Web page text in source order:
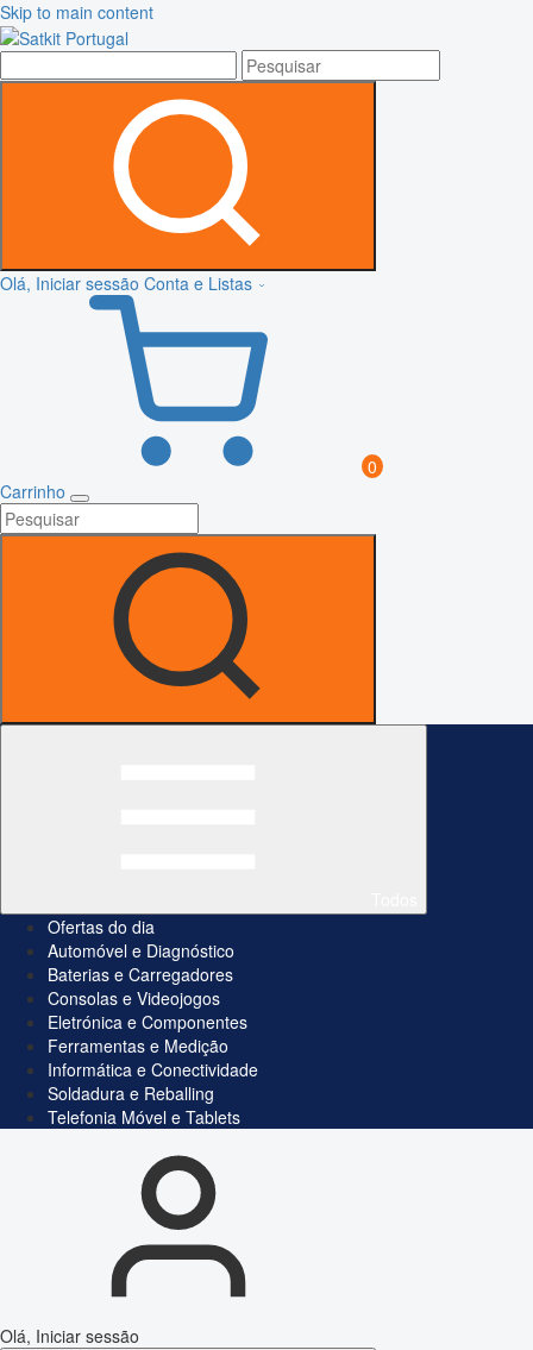
Skip to main content
Olá, Iniciar sessão Conta e Listas
0
Carrinho
Ofertas do dia
Automóvel e Diagnóstico
Baterias e Carregadores
Consolas e Videojogos
Eletrónica e Componentes
Ferramentas e Medição
Informática e Conectividade
Soldadura e Reballing
Telefonia Móvel e Tablets
Olá, Iniciar sessão